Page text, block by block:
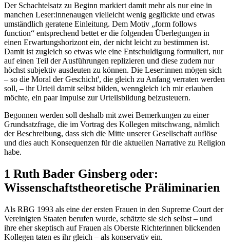
Der Schachtelsatz zu Beginn markiert damit mehr als nur eine in
manchen Leser:innenaugen vielleicht wenig geglückte und etwas
umständlich geratene Einleitung. Dem Motiv „form follows
function“ entsprechend bettet er die folgenden Überlegungen in
einen Erwartungshorizont ein, der nicht leicht zu bestimmen ist.
Damit ist zugleich so etwas wie eine Entschuldigung formuliert, nur
auf einen Teil der Ausführungen replizieren und diese zudem nur
höchst subjektiv ausdeuten zu können. Die Leser:innen mögen sich
– so die Moral der Geschicht', die gleich zu Anfang verraten werden
soll, – ihr Urteil damit selbst bilden, wenngleich ich mir erlauben
möchte, ein paar Impulse zur Urteilsbildung beizusteuern.
Begonnen werden soll deshalb mit zwei Bemerkungen zu einer
Grundsatzfrage, die im Vortrag des Kollegen mitschwang, nämlich
der Beschreibung, dass sich die Mitte unserer Gesellschaft auflöse
und dies auch Konsequenzen für die aktuellen Narrative zu Religion
habe.
1 Ruth Bader Ginsberg oder:
Wissenschaftstheoretische Präliminarien
Als RBG 1993 als eine der ersten Frauen in den Supreme Court der
Vereinigten Staaten berufen wurde, schätzte sie sich selbst – und
ihre eher skeptisch auf Frauen als Oberste Richterinnen blickenden
Kollegen taten es ihr gleich – als konservativ ein.